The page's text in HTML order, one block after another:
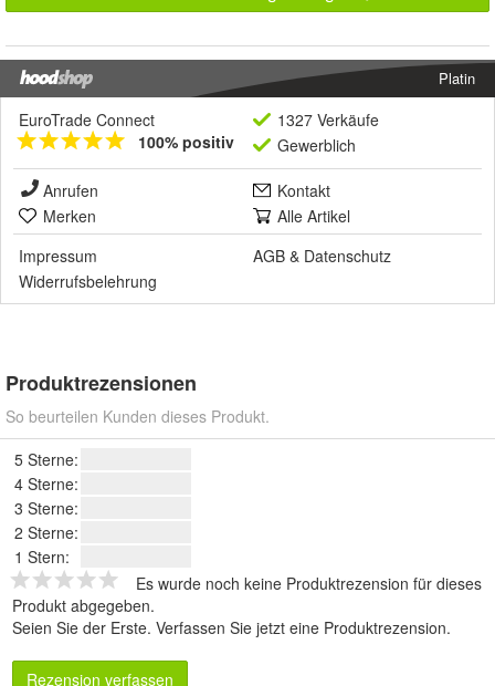
Platin
EuroTrade Connect
100% positiv
1327 Verkäufe
Gewerblich
Anrufen
Kontakt
Merken
Alle Artikel
Impressum
AGB & Datenschutz
Widerrufsbelehrung
Produktrezensionen
So beurteilen Kunden dieses Produkt.
5 Sterne:
4 Sterne:
3 Sterne:
2 Sterne:
1 Stern:
Es wurde noch keine Produktrezension für dieses
Produkt abgegeben.
Seien Sie der Erste. Verfassen Sie jetzt eine Produktrezension.
Rezension verfassen